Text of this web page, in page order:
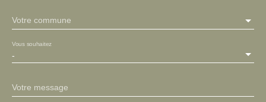
Votre commune
-
Vous souhaitez
Votre message